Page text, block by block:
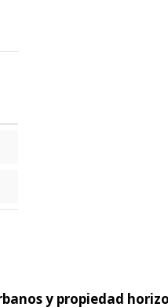
y propiedad